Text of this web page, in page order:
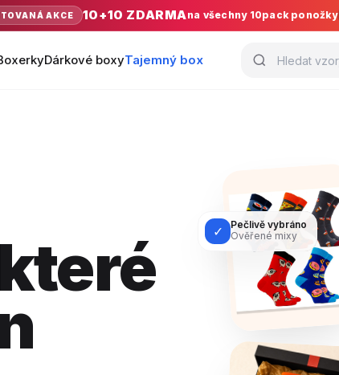
AKCE 10+10 ZDARMAna všechny 10pack ponožky
Dárkové boxyTajemný box
✓
Pečlivě vybráno
Ověřené mixy